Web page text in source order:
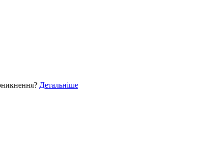
Детальніше